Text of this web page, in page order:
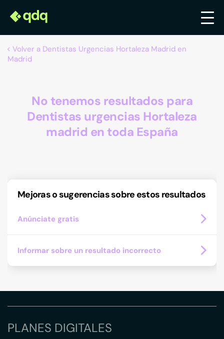
Volver a Dentistas Urgencias Hortaleza Madrid en
Madrid
No tenemos resultados para
Dentistas urgencias Hortaleza
madrid en toda España
Mejoras o sugerencias sobre estos resultados
Anúnciate gratis
Informar sobre un resultado incorrecto
PLANES DIGITALES